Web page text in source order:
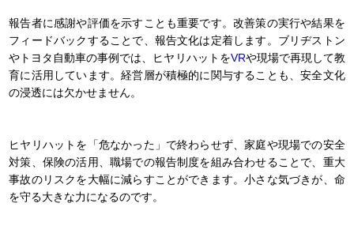
報告者に感謝や評価を示すことも重要です。改善策の実行や結果を
フィードバックすることで、報告文化は定着します。ブリヂストン
やトヨタ自動車の事例では、ヒヤリハットをVRや現場で再現して教
育に活用しています。経営層が積極的に関与することも、安全文化
の浸透には欠かせません。
ヒヤリハットを「危なかった」で終わらせず、家庭や現場での安全
対策、保険の活用、職場での報告制度を組み合わせることで、重大
事故のリスクを大幅に減らすことができます。小さな気づきが、命
を守る大きな力になるのです。